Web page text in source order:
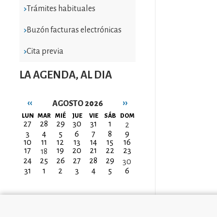
Trámites habituales
Buzón facturas electrónicas
Cita previa
LA AGENDA, AL DIA
AGOSTO 2026
Paginación
‹‹ ››
LUN MAR MIÉ JUE VIE SÁB DOM
27 28 29 30 31 1
2
3
4 5 6 7 8
9
10
11 12 13 14 15
16
17
18 19 20 21 22
23
24
25 26 27 28 29
30
31
1 2 3 4 5 6